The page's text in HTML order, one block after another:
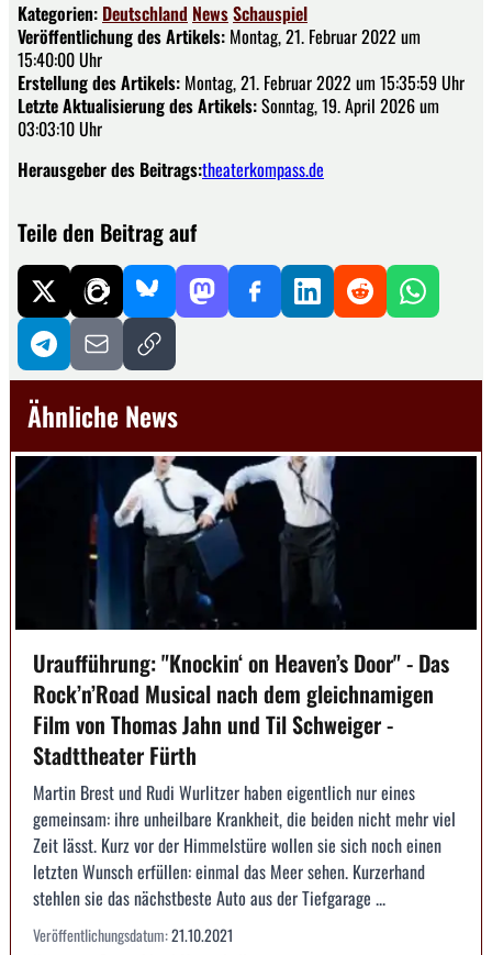
Kategorien: Deutschland NewsSchauspiel
Veröffentlichung des Artikels: Montag, 21. Februar 2022 um
15:40:00 Uhr
Erstellung des Artikels: Montag, 21. Februar 2022 um 15:35:59 Uhr
Letzte Aktualisierung des Artikels:Sonntag, 19. April 2026 um
03:03:10 Uhr
Herausgeber des Beitrags:theaterkompass.de
Teile den Beitrag auf
Ähnliche News
Uraufführung: "Knockin‘ on Heaven’s Door" - Das
Rock’n’Road Musical nach dem gleichnamigen
Film von Thomas Jahn und Til Schweiger -
Stadttheater Fürth
Martin Brest und Rudi Wurlitzer haben eigentlich nur eines
gemeinsam: ihre unheilbare Krankheit, die beiden nicht mehr viel
Zeit lässt. Kurz vor der Himmelstüre wollen sie sich noch einen
letzten Wunsch erfüllen: einmal das Meer sehen. Kurzerhand
stehlen sie das nächstbeste Auto aus der Tiefgarage ...
Veröffentlichungsdatum:21.10.2021